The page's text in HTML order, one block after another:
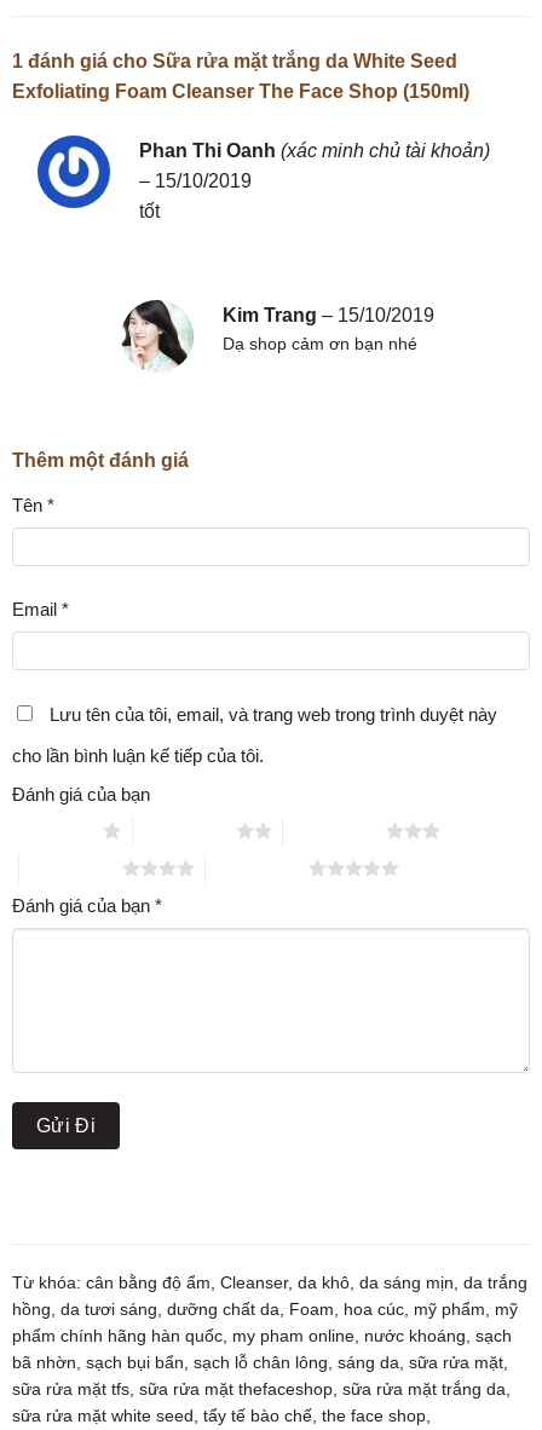
1 đánh giá cho Sữa rửa mặt trắng da White Seed
Exfoliating Foam Cleanser The Face Shop (150ml)
Phan Thi Oanh (xác minh chủ tài khoản)
– 15/10/2019
tốt
Kim Trang – 15/10/2019
Dạ shop cảm ơn bạn nhé
Thêm một đánh giá
Tên *
Email *
Lưu tên của tôi, email, và trang web trong trình duyệt này
cho lần bình luận kế tiếp của tôi.
Đánh giá của bạn
Đánh giá của bạn *
Từ khóa: cân bằng độ ẩm Cleanser, da khô da sáng mịn da trắng
hồng da tươi sáng dưỡng chất da Foam hoa cúc mỹ phẩm
mỹ
phẩm chính hãng hàn quốc my pham online nước khoáng sạch
bã nhờn sạch bụi bẩn sạch lỗ chân lông sáng da sữa rửa mặt
sữa rửa mặt tfs sữa rửa mặt thefaceshop sữa rửa mặt trắng da
sữa rửa mặt white seed tẩy tế bào chế the face shop